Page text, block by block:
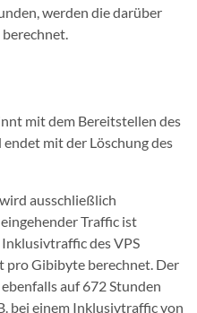
werden die darüber
mit dem Bereitstellen des
mit der Löschung des
ausschließlich
Traffic ist
des VPS
pro Gibibyte berechnet. Der
auf 672 Stunden
bei einem Inklusivtraffic von